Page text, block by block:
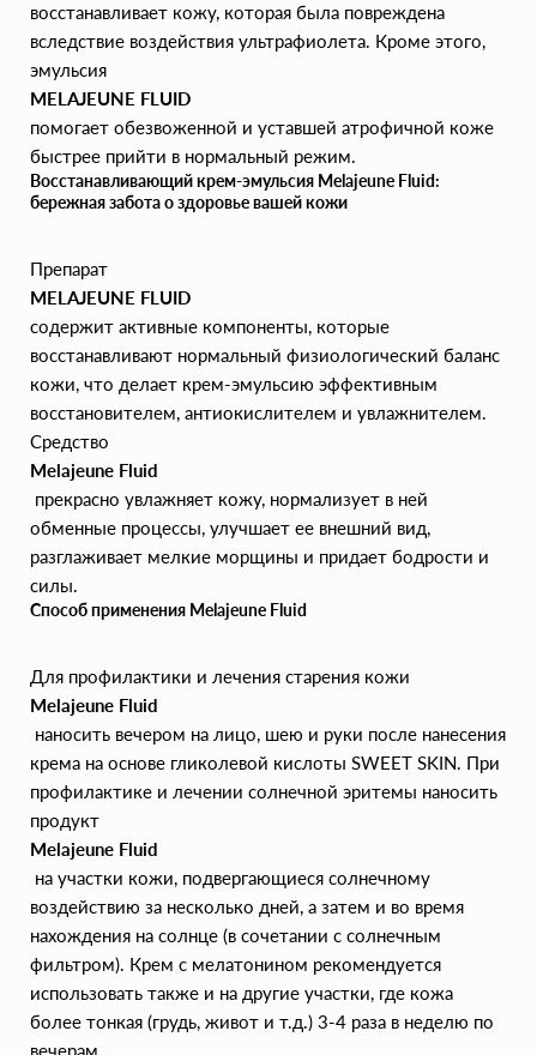
восстанавливает кожу, которая была повреждена
вследствие воздействия ультрафиолета. Кроме этого,
эмульсия
MELAJEUNE FLUID
помогает обезвоженной и уставшей атрофичной коже
быстрее прийти в нормальный режим.
Восстанавливающий крем-эмульсия Melajeune Fluid:
бережная забота о здоровье вашей кожи
Препарат
MELAJEUNE FLUID
содержит активные компоненты, которые
восстанавливают нормальный физиологический баланс
кожи, что делает крем-эмульсию эффективным
восстановителем, антиокислителем и увлажнителем.
Средство
Melajeune Fluid
прекрасно увлажняет кожу, нормализует в ней
обменные процессы, улучшает ее внешний вид,
разглаживает мелкие морщины и придает бодрости и
силы.
Способ применения Melajeune Fluid
Для профилактики и лечения старения кожи
Melajeune Fluid
наносить вечером на лицо, шею и руки после нанесения
крема на основе гликолевой кислоты SWEET SKIN. При
профилактике и лечении солнечной эритемы наносить
продукт
Melajeune Fluid
на участки кожи, подвергающиеся солнечному
воздействию за несколько дней, а затем и во время
нахождения на солнце (в сочетании с солнечным
фильтром). Крем с мелатонином рекомендуется
использовать также и на другие участки, где кожа
более тонкая (грудь, живот и т.д.) 3-4 раза в неделю по
вечерам.